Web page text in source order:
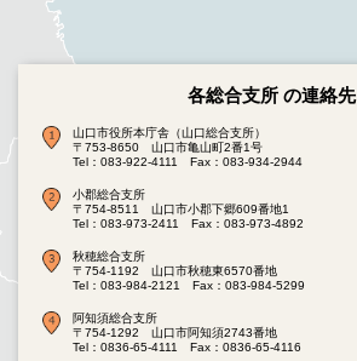
各総合支所 の連絡先
山口市役所本庁舎（山口総合支所）
〒753-8650 山口市亀山町2番1号
Tel：083-922-4111
Fax：083-934-2944
小郡総合支所
〒754-8511 山口市小郡下郷609番地1
Tel：083-973-2411
Fax：083-973-4892
秋穂総合支所
〒754-1192 山口市秋穂東6570番地
Tel：083-984-2121
Fax：083-984-5299
阿知須総合支所
〒754-1292 山口市阿知須2743番地
Tel：0836-65-4111
Fax：0836-65-4116